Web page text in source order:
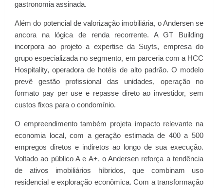
gastronomia assinada.
Além do potencial de valorização imobiliária, o Andersen se
ancora na lógica de renda recorrente. A GT Building
incorpora ao projeto a expertise da Suyts, empresa do
grupo especializada no segmento, em parceria com a HCC
Hospitality, operadora de hotéis de alto padrão. O modelo
prevê gestão profissional das unidades, operação no
formato pay per use e repasse direto ao investidor, sem
custos fixos para o condomínio.
O empreendimento também projeta impacto relevante na
economia local, com a geração estimada de 400 a 500
empregos diretos e indiretos ao longo de sua execução.
Voltado ao público A e A+, o Andersen reforça a tendência
de ativos imobiliários híbridos, que combinam uso
residencial e exploração econômica. Com a transformação